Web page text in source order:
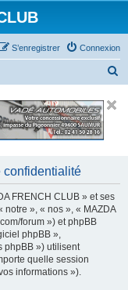
Connexion
S’enregistrer
c
confidentialité
FRENCH CLUB » et ses
», « nos », « MAZDA
forum ») et phpBB
phpBB »,
phpBB ») utilisent
quelle session
informations »).